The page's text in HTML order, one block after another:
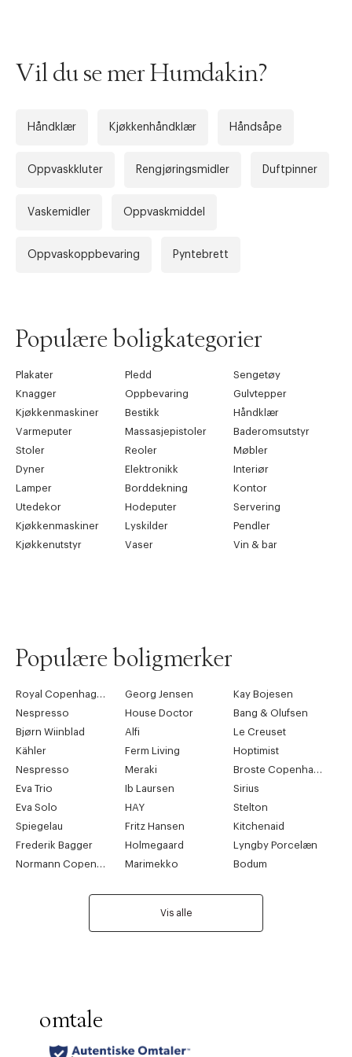
Vil du se mer Humdakin?
Håndklær Kjøkkenhåndklær Håndsåpe
Oppvaskkluter Rengjøringsmidler Duftpinner
Vaskemidler Oppvaskmiddel
Oppvaskoppbevaring Pyntebrett
Populære boligkategorier
Plakater Pledd
Sengetøy
Knagger
Oppbevaring
Gulvtepper
Kjøkkenmaskiner
Bestikk
Håndklær
Varmeputer
Massasjepistoler
Baderomsutstyr
Stoler
Reoler
Møbler
Dyner
Elektronikk
Interiør
Lamper
Borddekning
Kontor
Utedekor
Hodeputer
Servering
Kjøkkenmaskiner
Lyskilder
Pendler
Kjøkkenutstyr
Vaser Vin & bar
Populære boligmerker
Royal Copenhagen Georg Jensen
Kay Bojesen
Nespresso
House Doctor
Bang & Olufsen
Bjørn Wiinblad
Alfi
Le Creuset
Kähler
Ferm Living
Hoptimist
Nespresso
Meraki
Broste Copenhagen
Eva Trio
Ib Laursen
Sirius
Eva Solo
HAY
Stelton
Spiegelau
Fritz Hansen
Kitchenaid
Frederik Bagger
Holmegaard
Lyngby Porcelæn
Normann Copenhagen
Marimekko Bodum
Vis alle